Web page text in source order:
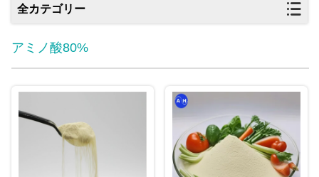
全カテゴリー
アミノ酸80%